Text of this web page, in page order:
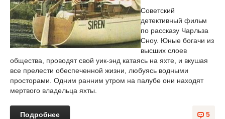
Советский
детективный фильм
по рассказу Чарльза
Сноу. Юные богачи из
высших слоев
общества, проводят свой уик-энд катаясь на яхте, и вкушая
все прелести обеспеченной жизни, любуясь водными
просторами. Одним ранним утром на палубе они находят
мертвого владельца яхты.
5
Подробнее